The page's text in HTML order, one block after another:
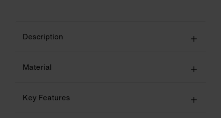
Description
Material
Key Features